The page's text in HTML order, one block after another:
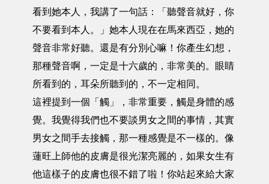
看到她本人，我講了一句話：「聽聲音就好，你
不要看到本人。」她本人現在在馬來西亞，她的
聲音非常好聽。還是有分別心嘛！你產生幻想，
那種聲音啊，一定是十六歲的，非常美的。眼睛
所看到的，耳朵所聽到的，不一定相同。
這裡提到一個「觸」，非常重要，觸是身體的感
覺。我覺得我們也不要談男女之間的事情，其實
男女之間手去接觸，那一種感覺是不一樣的。像
蓮旺上師他的皮膚是很光潔亮麗的，如果女生有
他這樣子的皮膚也很不錯了啦！你站起來給大家